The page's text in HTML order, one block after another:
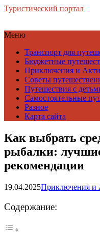
Туристический портал
Меню
Транспорт для
Бюджетные
Приключения и
Советы
Путешествия с
Самостоятельные
Разное
Карта сайта
Как выбрать
рыбалки:
рекомендации
19.04.2025Приключения и
Содержание: